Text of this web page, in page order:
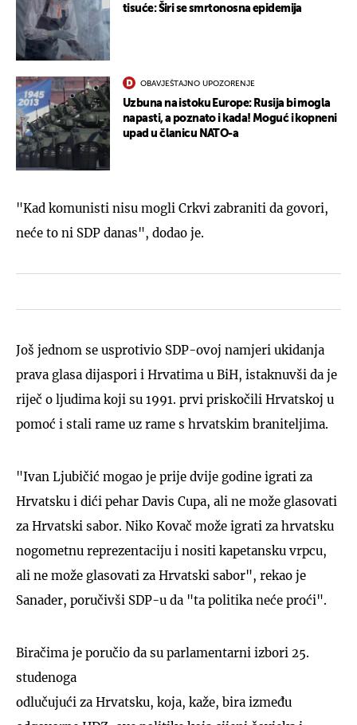
tisuće: Širi se smrtonosna epidemija
OBAVJEŠTAJNO UPOZORENJE
Uzbuna na istoku Europe: Rusija bi mogla
napasti, a poznato i kada! Moguć i kopneni
upad u članicu NATO-a
"Kad komunisti nisu mogli Crkvi zabraniti da govori,
neće to ni SDP danas", dodao je.
Još jednom se usprotivio SDP-ovoj namjeri ukidanja
prava glasa dijaspori i Hrvatima u BiH, istaknuvši da je
riječ o ljudima koji su 1991. prvi priskočili Hrvatskoj u
pomoć i stali rame uz rame s hrvatskim braniteljima.
"Ivan Ljubičić mogao je prije dvije godine igrati za
Hrvatsku i dići pehar Davis Cupa, ali ne može glasovati
za Hrvatski sabor. Niko Kovač može igrati za hrvatsku
nogometnu reprezentaciju i nositi kapetansku vrpcu,
ali ne može glasovati za Hrvatski sabor", rekao je
Sanader, poručivši SDP-u da "ta politika neće proći".
Biračima je poručio da su parlamentarni izbori 25.
studenoga
odlučujući za Hrvatsku, koja, kaže, bira između